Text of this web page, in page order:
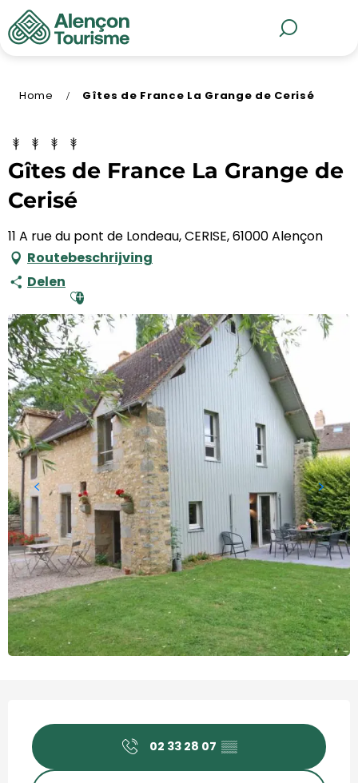
Aller
au
contenu
Home Gîtes de France La Grange de Cerisé
Gîtes de France La Grange de
Cerisé
11 A rue du pont de Londeau, CERISE, 61000 Alençon
Routebeschrijving
Delen Ajouter aux favoris
Openingstijden en
02 33 28 07 ▒▒